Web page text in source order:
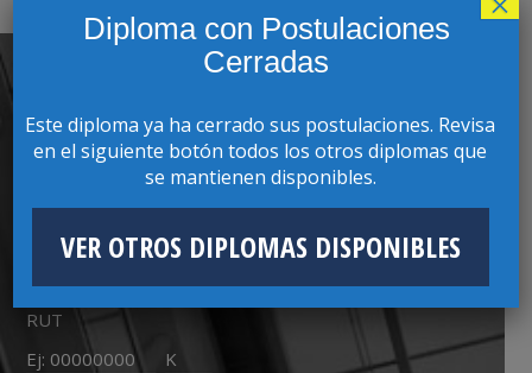
CONTACTO CON COORDINADOR(A)
PROGRAMA
RUT
Ej: 00000000
K
Diploma con Postulaciones
Cerradas
Este diploma ya ha cerrado sus postulaciones. Revisa
en el siguiente botón todos los otros diplomas que
se mantienen disponibles.
VER OTROS DIPLOMAS DISPONIBLES